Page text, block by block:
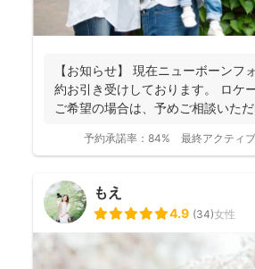
【お知らせ】 現在ニューボーンフ
約お引き受けしております。 ロケ
ご希望の場合は、予めご相談いた
予約承諾率： 84% 最終アクティブ
もえ
4.9 (34)女性